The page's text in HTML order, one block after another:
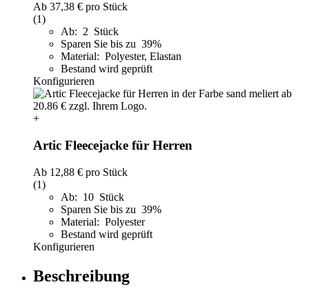
Ab 37,38 € pro Stück
(1)
Ab: 2 Stück
Sparen Sie bis zu 39%
Material: Polyester, Elastan
Bestand wird geprüft
Konfigurieren
+
Artic Fleecejacke für Herren
Ab 12,88 € pro Stück
(1)
Ab: 10 Stück
Sparen Sie bis zu 39%
Material: Polyester
Bestand wird geprüft
Konfigurieren
Beschreibung